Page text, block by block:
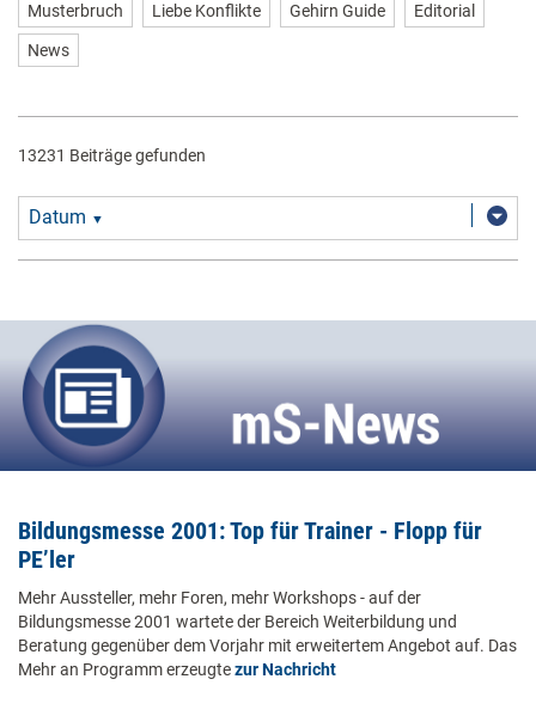
Musterbruch Liebe Konflikte Gehirn Guide Editorial
News
13231 Beiträge gefunden
Datum ▼
Bildungsmesse 2001: Top für Trainer - Flopp für
PE’ler
Mehr Aussteller, mehr Foren, mehr Workshops - auf der
Bildungsmesse 2001 wartete der Bereich Weiterbildung und
Beratung gegenüber dem Vorjahr mit erweitertem Angebot auf. Das
Mehr an Programm erzeugtezur Nachricht